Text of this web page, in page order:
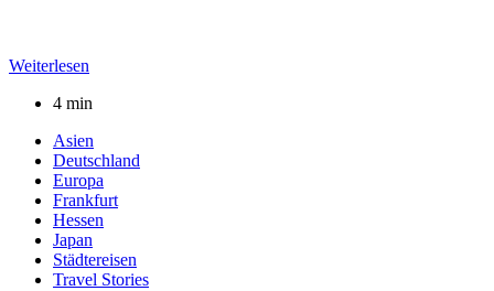
Weiterlesen
4 min
Asien
Deutschland
Europa
Frankfurt
Hessen
Japan
Städtereisen
Travel Stories